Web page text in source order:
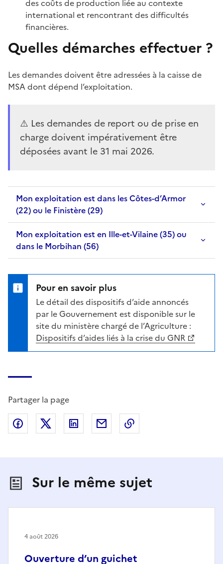
des coûts de production liée au contexte
international et rencontrant des difficultés
financières.
Quelles démarches effectuer ?
Les demandes doivent être adressées à la caisse de
MSA dont dépend l’exploitation.
⚠️ Les demandes de report ou de prise en
charge doivent impérativement être
déposées avant le 31 mai 2026.
Mon exploitation est dans les Côtes-d’Armor
(22) ou le Finistère (29)
Mon exploitation est en Ille-et-Vilaine (35) ou
dans le Morbihan (56)
Pour en savoir plus
Le détail des dispositifs d’aide annoncés
par le Gouvernement est disponible sur le
site du ministère chargé de l’Agriculture :
Dispositifs d’aides liés à la crise du GNR
Partager la page
Partager sur Facebook
Partager sur X (anciennement Twitter)
Partager sur LinkedIn
Partager par email
Sur le même sujet
Ouverture d’un guichet
4 août 2026